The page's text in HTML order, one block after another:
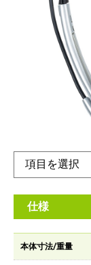
音声チャッ
メーカー希望小売価
+ 税
やさしい装着感
仕様
本体寸法/重量